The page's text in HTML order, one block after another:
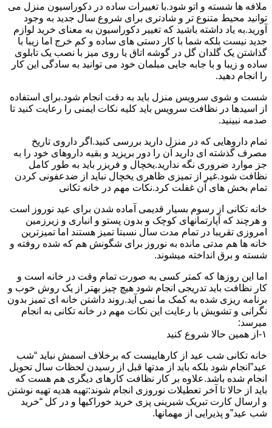
ملافه ها شسته و اتو شود.با تغییرات ساده در دکوراسیون منزل می
توانید محیط متنوع تر و شادتری برای شروع سال جدید به وجود
آورید.به یاد داشته باشید که تغییر دکوراسیون به معنای خرید لوازم
جدید نیست بلکه شما با کار دستی های ساده و کم خرج اما زیبا با
گذاشتن یک گلدان گل در گوشه اتاق یا روی میز با نصب یک تابلوی
ساده و زیبا و با جابه جایی مبلمان خود می توانید به سادگی این کار
را انجام دهید.
شست و شوی سرویس منزل باید به دقت انجام شود.برای استفاده
از اسیدها در نظافت سرویس باید کلیه نکات ایمنی را رعایت کنید تا
صدمه نبینید.
تمام داروهایی که در منزل دارید بررسی کنید.اگر داروی تاریخ
مصرف گذشته ای دارید آن را دور بریزید و بقیه داروهای خود را به
جز موارد ضروری نگه ندارید.یخچال و فریزر باید به طور کامل
نظافت شود.غیر از تمیزی ظاهری یخچال نباید از ضدعفونی کردن
تمام بخش های آن غفلت کرد.نکات مهم در خانه تکانی
خانه تکانی از رسوم بسیار قدیمی آماده شدن برای عید نوروز است
و هرچند که آپارتمانهای کوچک و بدون پستو و انباری و زیرزمین
امروزی تقریبا در تمام مدت سال نسبتا تمیز هستند اما تمیزترین
خانه ها هم مدتی مانده به نوروز برای شگونش هم که شده روفته و
شسته و برق انداخته میشوند.
اما این روزها که کمتر کسی به صورت تمام وقت در خانه است و
کار نظافت باید تدریجی انجام شود هیچ چیز بهتر از یک روش خوب و
برنامه ریزی شده به کمک ما نمی آید.روند داشتن خانه ای تمیز بدون
نگرانی و تشویش با رعایت این نکات مهم در خانه تکانی به انجام
میرسد:
۱-از همین حالا شروع کنید
خانه تکانی شب عید از کارهاییست که برخلاف اسمش نباید “شب
عید”انجام شود بلکه باید از مدتها قبل از رسیدن لحظات سال تحویل
انجام شده باشد.علاوه بر کار نظافت کارهای دیگری هم هست که
باید از حالا تا آخر تعطیلات نوروزی انجام شوند:تهیه هدیه تهیه نوشتن
و ارسال کارت تبریک شیرینی پزی خرید خوراکیها و در کل “خرید
شب عید”و پذیرایی از مهمانها.